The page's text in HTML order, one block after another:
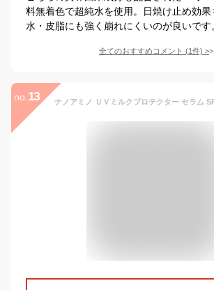
料無着色で超純水を使用。日焼け止め効
水・皮脂にも強く崩れにくいのが良いです
全てのおすすめコメント (1件) >
no. 13